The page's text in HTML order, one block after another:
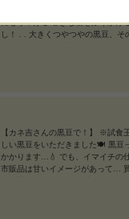
にもりつける ③きな粉をふりかけ
し！ . . 大きくつやつやの黒豆、
【カネ吉さんの黒豆で！】 ※試
しい黒豆をいただきました🍽️ 黒豆
かかります…💧 でも、イマイチ
市販品は甘いイメージがあって…